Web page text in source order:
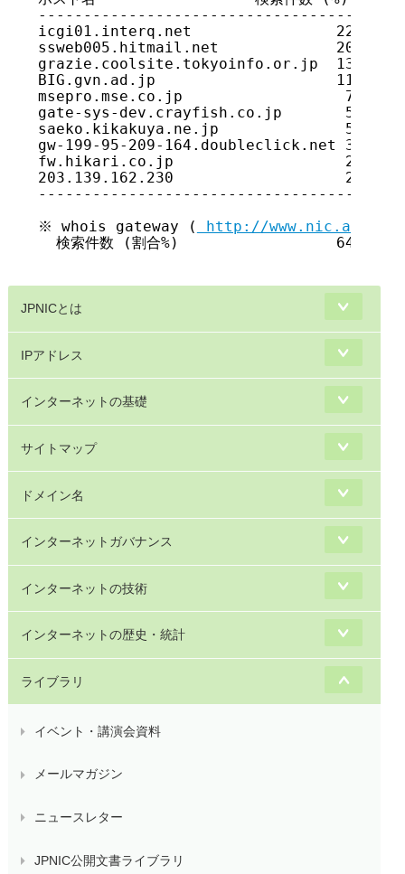
http://www.nic.ad.jp/
  検索件数 (割合%)		 641,461 (27.2)
JPNICとは
IPアドレス
インターネットの基礎
サイトマップ
ドメイン名
インターネットガバナンス
インターネットの技術
インターネットの歴史・統計
ライブラリ
イベント・講演会資料
メールマガジン
ニュースレター
JPNIC公開文書ライブラリ